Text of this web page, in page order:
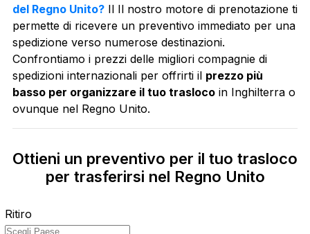
del Regno Unito? Il Il nostro motore di prenotazione ti
permette di ricevere un preventivo immediato per una
spedizione verso numerose destinazioni.
Confrontiamo i prezzi delle migliori compagnie di
spedizioni internazionali per offrirti il prezzo più
basso per organizzare il tuo trasloco in Inghilterra o
ovunque nel Regno Unito.
Ottieni un preventivo per il tuo trasloco
per trasferirsi nel Regno Unito
Ritiro